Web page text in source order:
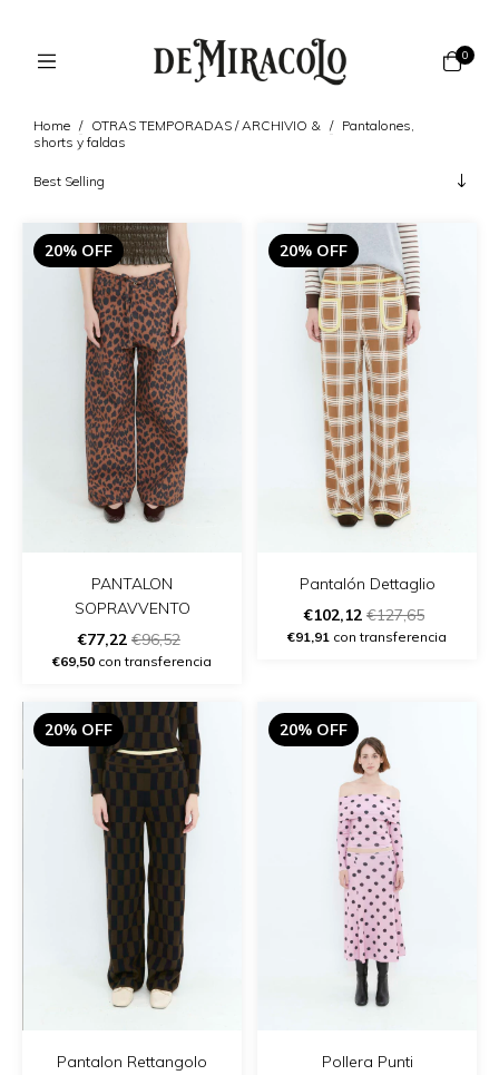
0
Home / OTRAS TEMPORADAS / ARCHIVIO & / Pantalones,
shorts y faldas
20% OFF
PANTALON
SOPRAVVENTO
€77,22 €96,52
€69,50 con transferencia
20% OFF
Pantalón Dettaglio
€102,12 €127,65
€91,91 con transferencia
20% OFF
Pantalon Rettangolo
20% OFF
Pollera Punti